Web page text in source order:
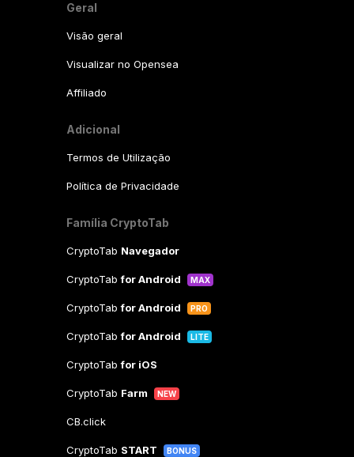
Geral
Visão geral
Visualizar no Opensea
Affiliado
Adicional
Termos de Utilização
Política de Privacidade
Família CryptoTab
CryptoTab Navegador
CryptoTabfor Android MAX
CryptoTabfor Android PRO
CryptoTabfor Android LITE
CryptoTabfor iOS
CryptoTab Farm NEW
CB.click
CryptoTab START BONUS